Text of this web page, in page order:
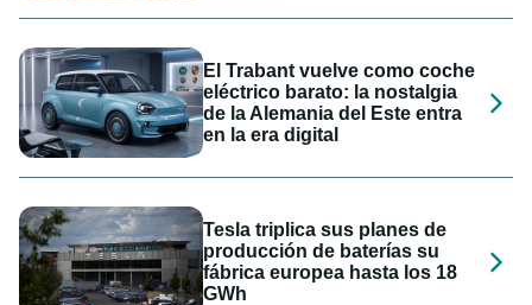
El Trabant vuelve como coche
eléctrico barato: la nostalgia
de la Alemania del Este entra
en la era digital
Tesla triplica sus planes de
producción de baterías su
fábrica europea hasta los 18
GWh